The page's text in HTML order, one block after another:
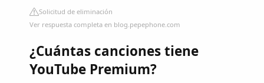
Solicitud de eliminación
Ver respuesta completa en blog.pepephone.com
¿Cuántas canciones tiene
YouTube Premium?